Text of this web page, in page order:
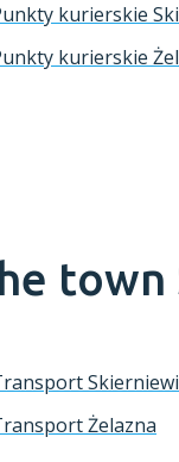
kurierskie
kurierskie
town
Transport
Transport Żelazna